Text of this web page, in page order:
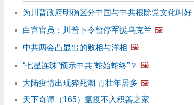
为川普政府明确区分中国与中共根除党文化叫好
白宫官员：川普下令暂停军援乌克兰 🖼️
中共两会凸显出的败相与洋相 🖼️
“七星连珠”预示中共“蛇始蛇终”？ 🖼️
大陆疫情出现猝死潮 青壮年居多 🖼️
天下奇谭（165）瘟疫不入积善之家